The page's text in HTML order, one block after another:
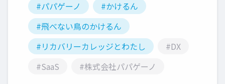
#パパゲーノ
#かけるん
#飛べない鳥のかけるん
#リカバリーカレッジとわたし
#DX
#SaaS
#株式会社パパゲーノ